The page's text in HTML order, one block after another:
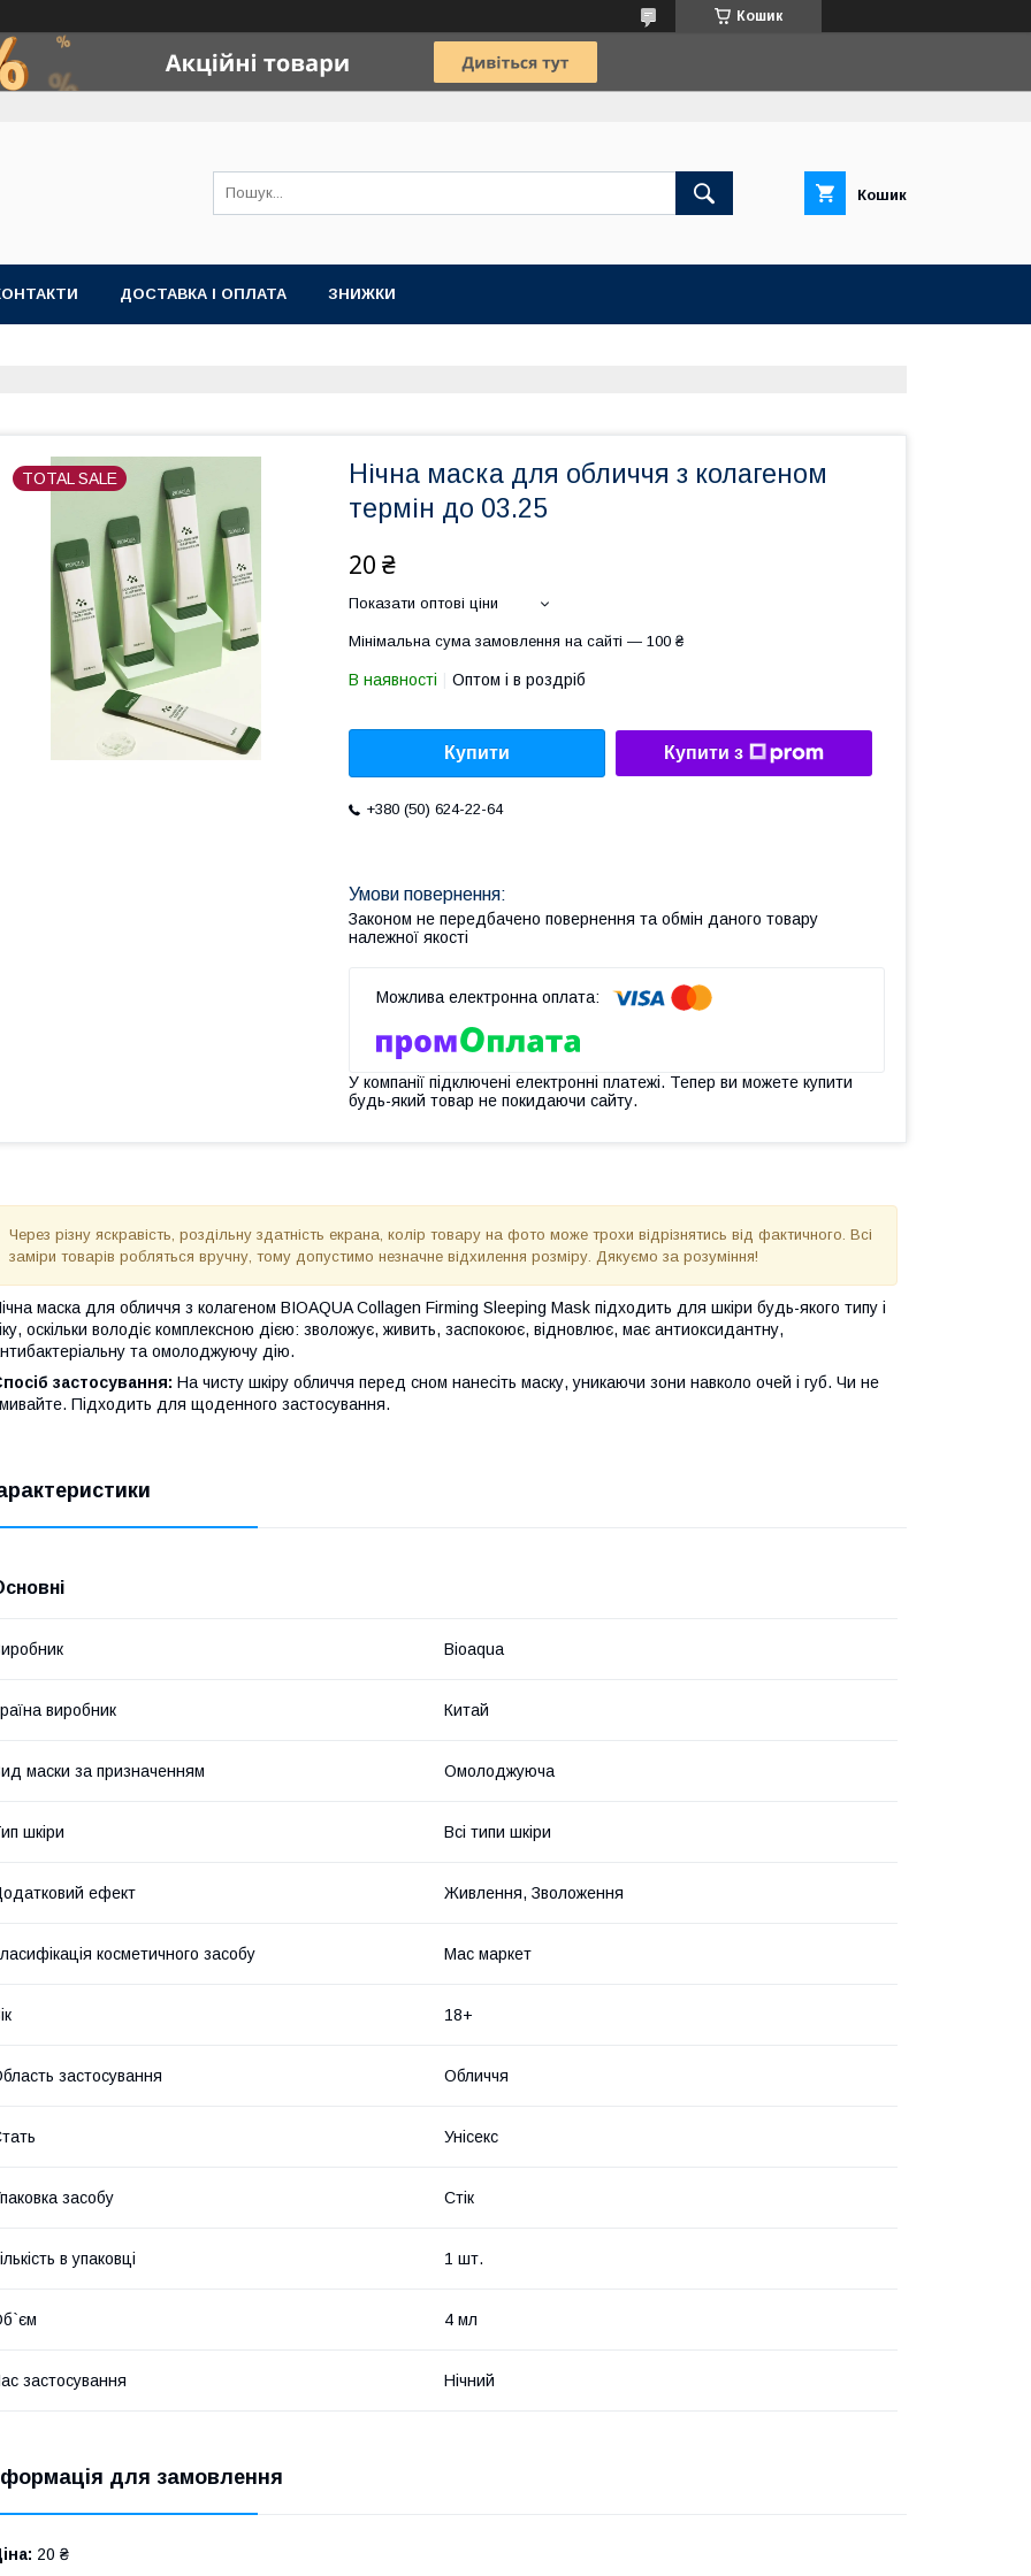
Кошик
Кошик
ДОСТАВКА І ОПЛАТА ЗНИЖКИ
TOTAL SALE
Нічна маска для обличчя з колагеном
термін до 03.25
20 ₴
Показати оптові ціни
Мінімальна сума замовлення на сайті — 100 ₴
В наявності Оптом і в роздріб
Купити Купити з
+380 (50) 624-22-64
Законом не передбачено повернення та обмін даного товару
належної якості
У компанії підключені електронні платежі. Тепер ви можете купити
будь-який товар не покидаючи сайту.
Через різну яскравість, роздільну здатність екрана, колір товару на фото може трохи відрізнятись від фактичного. Всі
заміри товарів робляться вручну, тому допустимо незначне відхилення розміру. Дякуємо за розуміння!
маска для обличчя з колагеном BIOAQUA Collagen Firming Sleeping Mask підходить для шкіри будь-якого типу і
оскільки володіє комплексною дією: зволожує, живить, заспокоює, відновлює, має антиоксидантну,
та омолоджуючу дію.
застосування: На чисту шкіру обличчя перед сном нанесіть маску, уникаючи зони навколо очей і губ. Чи не
Підходить для щоденного застосування.
Bioaqua
виробник Китай
маски за призначенням Омолоджуюча
шкіри Всі типи шкіри
ефект Живлення, Зволоження
косметичного засобу Мас маркет
18+
застосування Обличчя
Унісекс
засобу Стік
в упаковці 1 шт.
4 мл
застосування Нічний
для замовлення
20 ₴